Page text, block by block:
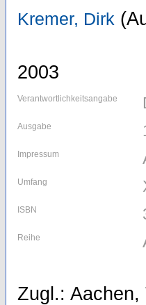
Kremer, Dirk
2003
Verantwortlichkeitsangabe
Ausgabe
Impressum
Umfang
ISBN
Reihe
Zugl.: